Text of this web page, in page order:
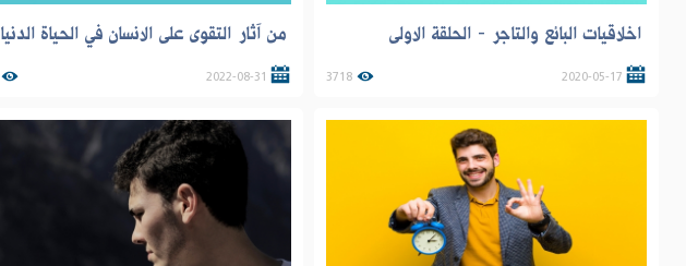
اخلاقيات البائع والتاجر - الحلقة الاولى
2020-05-17
3718
من آثار التقوى على الانسان في الحياة الدنيا
2022-08-31